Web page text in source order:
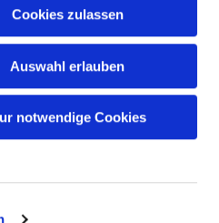
Cookies zulassen
Auswahl erlauben
notwendige Cookies